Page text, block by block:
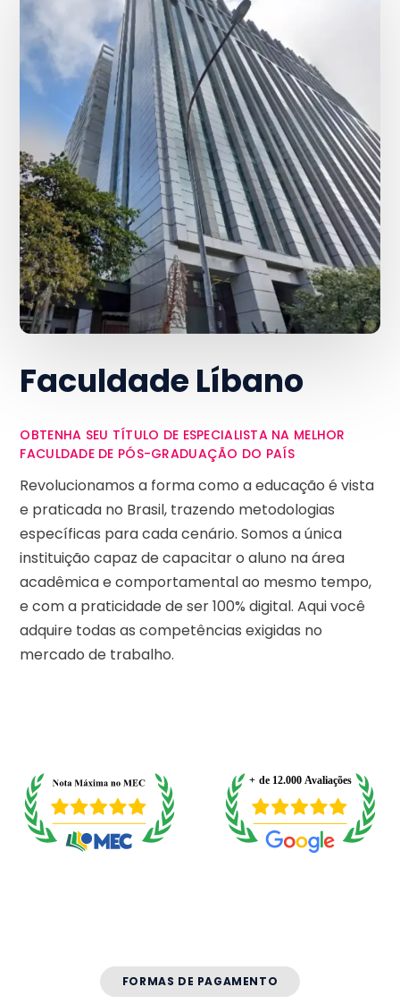
Faculdade Líbano
OBTENHA SEU TÍTULO DE ESPECIALISTA NA MELHOR
FACULDADE DE PÓS-GRADUAÇÃO DO PAÍS
Revolucionamos a forma como a educação é vista
e praticada no Brasil, trazendo metodologias
específicas para cada cenário. Somos a única
instituição capaz de capacitar o aluno na área
acadêmica e comportamental ao mesmo tempo,
e com a praticidade de ser 100% digital. Aqui você
adquire todas as competências exigidas no
mercado de trabalho.
FORMAS DE PAGAMENTO